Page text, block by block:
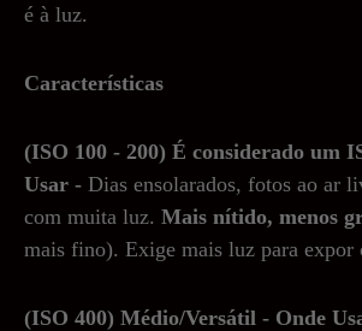
é à luz.
Características
(ISO 100 - 200) É considerado um
Usar - Dias ensolarados, fotos ao ar
com muita luz. Mais nítido, menos
mais fino). Exige mais luz para expor
(ISO 400) Médio/Versátil - Onde